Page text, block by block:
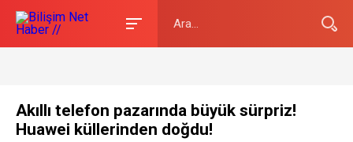
Akıllı telefon pazarında büyük sürpriz!
Huawei küllerinden doğdu!